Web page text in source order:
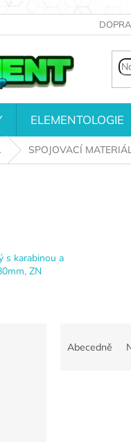
ELEMENTOLOGIE
SPOJOVACÍ
s karabinou a
ZN
Abecedně